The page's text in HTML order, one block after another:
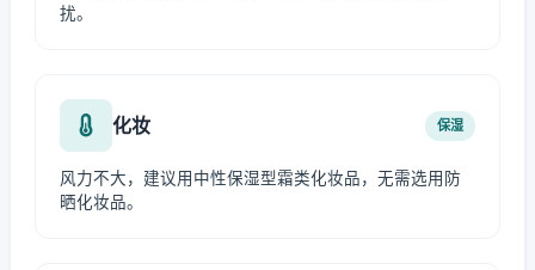
扰。
化妆 保湿
风力不大，建议用中性保湿型霜类化妆品，无需选用防
晒化妆品。